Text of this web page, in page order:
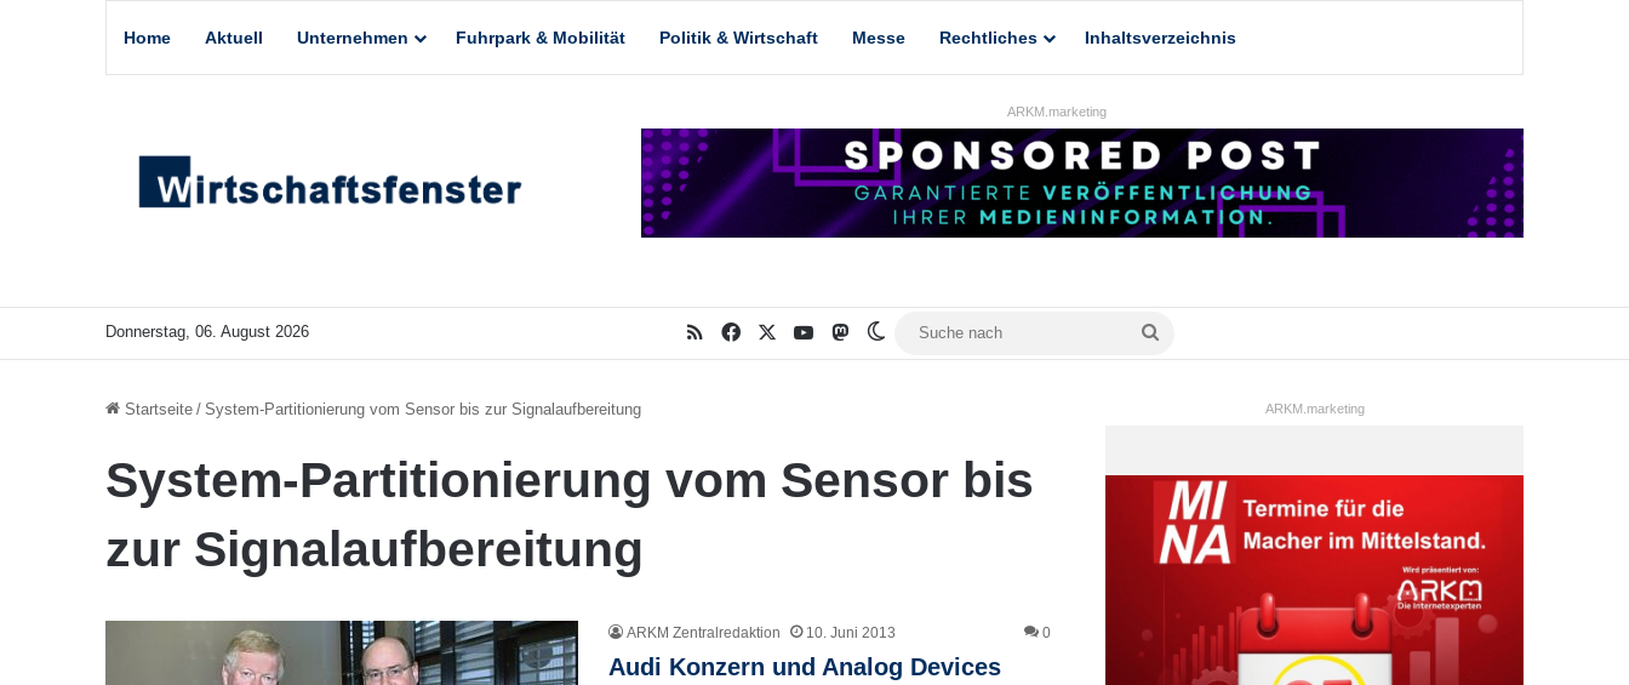
Home Aktuell Unternehmen Fuhrpark & Mobilität Politik & Wirtschaft Messe Rechtliches Inhaltsverzeichnis
ARKM.marketing
Donnerstag, 06. August 2026 RSS Facebook YouTubeMastodonSkin umschalten
Startseite / System-Partitionierung vom Sensor bis zur Signalaufbereitung
System-Partitionierung vom Sensor bis
zur Signalaufbereitung
ARKM Zentralredaktion 10. Juni 2013 0
Audi Konzern und Analog Devices
ARKM.marketing